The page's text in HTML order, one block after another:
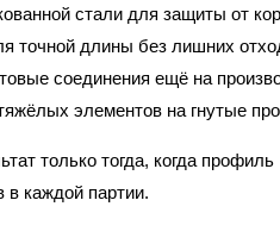
стали для защиты от
точной длины без лишних
соединения ещё на
элементов на гнутые
только тогда, когда
в каждой партии.